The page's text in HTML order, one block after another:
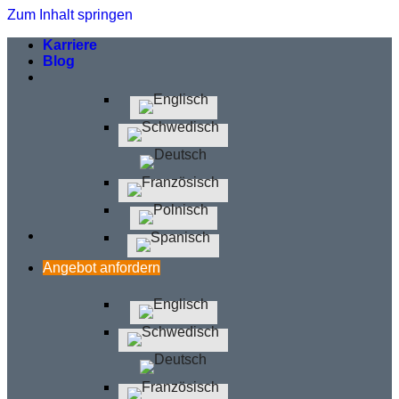
Zum Inhalt springen
Karriere
Blog
Angebot anfordern